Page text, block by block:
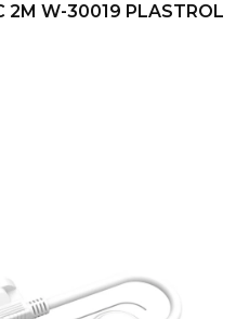
2M W-30019 PLASTROL